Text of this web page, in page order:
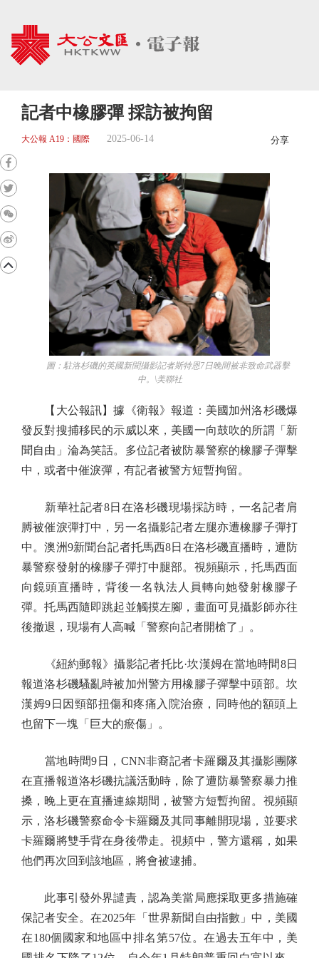
記者中橡膠彈 採訪被拘留
大公報 A19：國際 2025-06-14 分享
圖：駐洛杉磯的英國新聞攝影記者斯特恩7日晚間被非致命武器擊
中。\美聯社
【大公報訊】據《衛報》報道：美國加州洛杉磯爆
發反對搜捕移民的示威以來，美國一向鼓吹的所謂「新
聞自由」淪為笑話。多位記者被防暴警察的橡膠子彈擊
中，或者中催淚彈，有記者被警方短暫拘留。
新華社記者8日在洛杉磯現場採訪時，一名記者肩
膊被催淚彈打中，另一名攝影記者左腿亦遭橡膠子彈打
中。澳洲9新聞台記者托馬西8日在洛杉磯直播時，遭防
暴警察發射的橡膠子彈打中腿部。視頻顯示，托馬西面
向鏡頭直播時，背後一名執法人員轉向她發射橡膠子
彈。托馬西隨即跳起並觸摸左腳，畫面可見攝影師亦往
後撤退，現場有人高喊「警察向記者開槍了」。
《紐約郵報》攝影記者托比·坎漢姆在當地時間8日
報道洛杉磯騷亂時被加州警方用橡膠子彈擊中頭部。坎
漢姆9日因頸部扭傷和疼痛入院治療，同時他的額頭上
也留下一塊「巨大的瘀傷」。
當地時間9日，CNN非裔記者卡羅爾及其攝影團隊
在直播報道洛杉磯抗議活動時，除了遭防暴警察暴力推
搡，晚上更在直播連線期間，被警方短暫拘留。視頻顯
示，洛杉磯警察命令卡羅爾及其同事離開現場，並要求
卡羅爾將雙手背在身後帶走。視頻中，警方還稱，如果
他們再次回到該地區，將會被逮捕。
此事引發外界譴責，認為美當局應採取更多措施確
保記者安全。在2025年「世界新聞自由指數」中，美國
在180個國家和地區中排名第57位。在過去五年中，美